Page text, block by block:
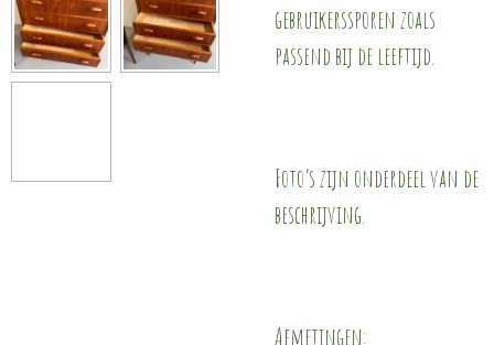
gebruikerssporen zoals
passend bij de leeftijd.
Foto’s zijn onderdeel van de
beschrijving.
Afmetingen: